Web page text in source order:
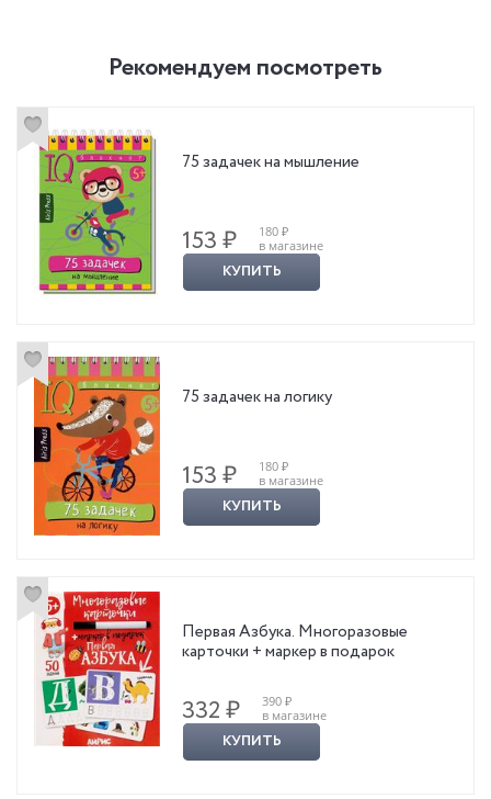
Рекомендуем посмотреть
75 задачек на мышление
153 ₽
180 ₽
в магазине
КУПИТЬ
75 задачек на логику
153 ₽
180 ₽
в магазине
КУПИТЬ
Первая Азбука. Многоразовые
карточки + маркер в подарок
332 ₽
390 ₽
в магазине
КУПИТЬ